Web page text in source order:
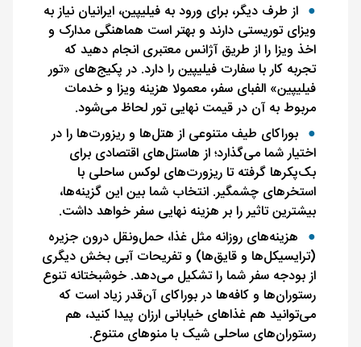
از طرف دیگر، برای ورود به فیلیپین، ایرانیان نیاز به
ویزای توریستی دارند و بهتر است هماهنگی مدارک و
اخذ ویزا را از طریق آژانس معتبری انجام دهید که
تجربه کار با سفارت فیلیپین را دارد. در پکیج‌های «تور
فیلیپین» الفبای سفر، معمولا هزینه ویزا و خدمات
مربوط به آن در قیمت نهایی تور لحاظ می‌شود.​
بوراکای طیف متنوعی از هتل‌ها و ریزورت‌ها را در
اختیار شما می‌گذارد؛ از هاستل‌های اقتصادی برای
بک‌پکرها گرفته تا ریزورت‌های لوکس ساحلی با
استخرهای چشمگیر. انتخاب شما بین این گزینه‌ها،
بیشترین تاثیر را بر هزینه نهایی سفر خواهد داشت.
هزینه‌های روزانه مثل غذا، حمل‌ونقل درون جزیره
(ترایسیکل‌ها و قایق‌ها) و تفریحات آبی بخش دیگری
از بودجه سفر شما را تشکیل می‌دهد. خوشبختانه تنوع
رستوران‌ها و کافه‌ها در بوراکای آن‌قدر زیاد است که
می‌توانید هم غذاهای خیابانی ارزان پیدا کنید، هم
رستوران‌های ساحلی شیک با منوهای متنوع.